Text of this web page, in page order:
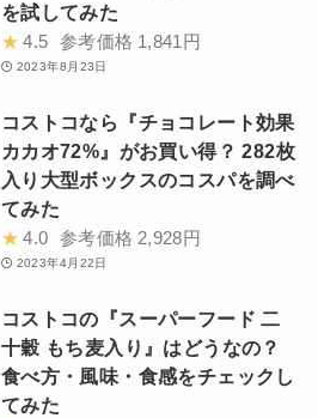
を試してみた
★ 4.5 参考価格 1,841円
2023年8月23日
コストコなら『チョコレート効果
カカオ72%』がお買い得？ 282枚
入り大型ボックスのコスパを調べ
てみた
★ 4.0 参考価格 2,928円
2023年4月22日
コストコの『スーパーフード 二
十穀 もち麦入り』はどうなの？
食べ方・風味・食感をチェックし
てみた